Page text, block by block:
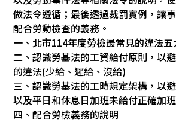
做法令遵循；最後透過裁罰實例，讓
配合勞動檢查的義務。
一、北市114年度勞檢最常見的違法五
二、認識勞基法的工資給付原則，以
的違法(少給、遲給、沒給)
三、認識勞基法的工時規定架構，以
以及平日和休息日加班未給付正確加
四、配合勞檢義務的說明